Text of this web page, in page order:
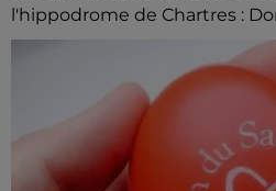
l'hippodrome de Chartres :